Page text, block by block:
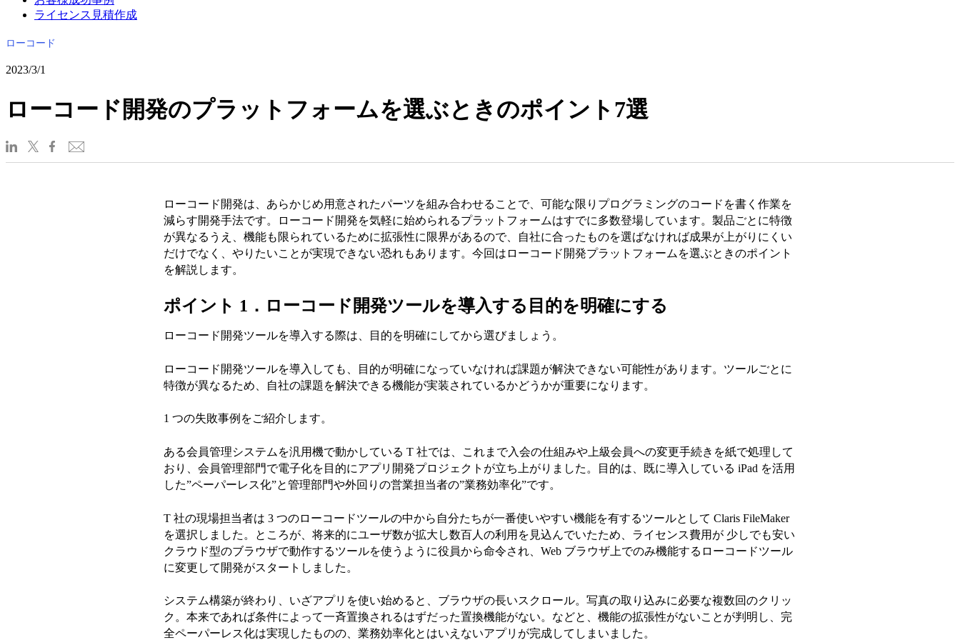
ライセンス見積作成
ローコード
2023/3/1
ローコード開発のプラットフォームを選ぶときのポイント7選
ローコード開発は、あらかじめ用意されたパーツを組み合わせることで、可能な限りプログラミングのコードを書く作業を
減らす開発手法です。ローコード開発を気軽に始められるプラットフォームはすでに多数登場しています。製品ごとに特徴
が異なるうえ、機能も限られているために拡張性に限界があるので、自社に合ったものを選ばなければ成果が上がりにくい
だけでなく、やりたいことが実現できない恐れもあります。今回はローコード開発プラットフォームを選ぶときのポイント
を解説します。
ポイント 1．ローコード開発ツールを導入する目的を明確にする
ローコード開発ツールを導入する際は、目的を明確にしてから選びましょう。
ローコード開発ツールを導入しても、目的が明確になっていなければ課題が解決できない可能性があります。ツールごとに
特徴が異なるため、自社の課題を解決できる機能が実装されているかどうかが重要になります。
1 つの失敗事例をご紹介します。
ある会員管理システムを汎用機で動かしている T 社では、これまで入会の仕組みや上級会員への変更手続きを紙で処理して
おり、会員管理部門で電子化を目的にアプリ開発プロジェクトが立ち上がりました。目的は、既に導入している iPad を活用
した”ペーパーレス化”と管理部門や外回りの営業担当者の”業務効率化”です。
T 社の現場担当者は 3 つのローコードツールの中から自分たちが一番使いやすい機能を有するツールとして Claris FileMaker
を選択しました。ところが、将来的にユーザ数が拡大し数百人の利用を見込んでいたため、ライセンス費用が 少しでも安い
クラウド型のブラウザで動作するツールを使うように役員から命令され、Web ブラウザ上でのみ機能するローコードツール
に変更して開発がスタートしました。
システム構築が終わり、いざアプリを使い始めると、ブラウザの長いスクロール。写真の取り込みに必要な複数回のクリッ
ク。本来であれば条件によって一斉置換されるはずだった置換機能がない。などと、機能の拡張性がないことが判明し、完
全ペーパーレス化は実現したものの、業務効率化とはいえないアプリが完成してしまいました。